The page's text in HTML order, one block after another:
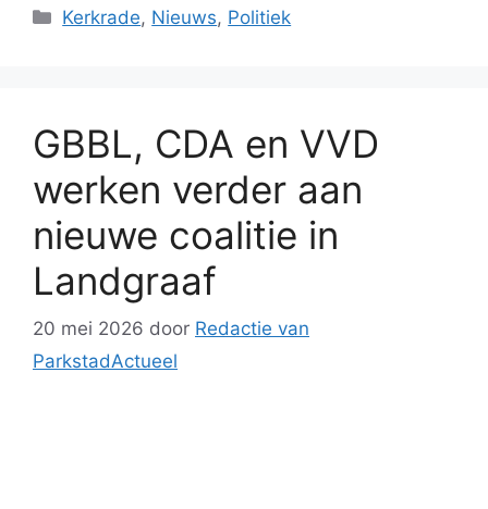
Categorieën
Kerkrade, Nieuws, Politiek
GBBL, CDA en VVD
werken verder aan
nieuwe coalitie in
Landgraaf
20 mei 2026 door Redactie van
ParkstadActueel